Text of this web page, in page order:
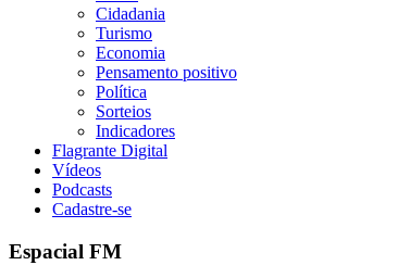
Cidadania
Turismo
Economia
Pensamento positivo
Política
Sorteios
Indicadores
Flagrante Digital
Vídeos
Podcasts
Cadastre-se
Espacial FM